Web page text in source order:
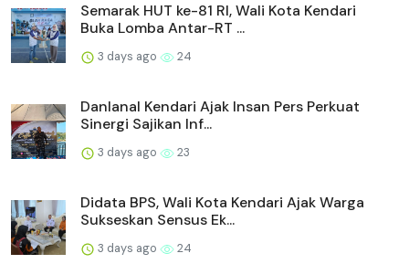
Semarak HUT ke-81 RI, Wali Kota Kendari
Buka Lomba Antar-RT ...
3 days ago 24
Danlanal Kendari Ajak Insan Pers Perkuat
Sinergi Sajikan Inf...
3 days ago 23
Didata BPS, Wali Kota Kendari Ajak Warga
Sukseskan Sensus Ek...
3 days ago 24